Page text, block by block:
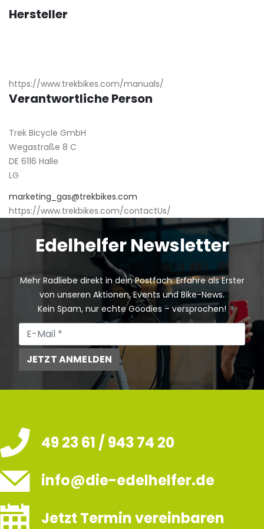
Hersteller
https://www.trekbikes.com/manuals/
Verantwortliche Person
Trek Bicycle GmbH
Wegastraße 8 C
DE 6116 Halle
LG
marketing_gas@trekbikes.com
https://www.trekbikes.com/contactUs/
Edelhelfer Newsletter
Mehr Radliebe direkt in dein Postfach: Erfahre als Erster
von unseren Aktionen, Events und Bike-News.
Kein Spam, nur echte Goodies – versprochen!
JETZT ANMELDEN
49 23 61 / 943 74 20
info@die-edelhelfer.de
Jetzt Termin vereinbaren